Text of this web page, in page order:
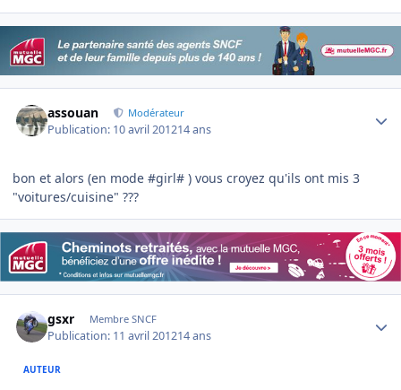
assouan Modérateur
Publication: 10 avril 201214 ans
bon et alors (en mode #girl# ) vous croyez qu'ils ont mis 3
"voitures/cuisine" ???
gsxr Membre SNCF
Publication: 11 avril 201214 ans
AUTEUR